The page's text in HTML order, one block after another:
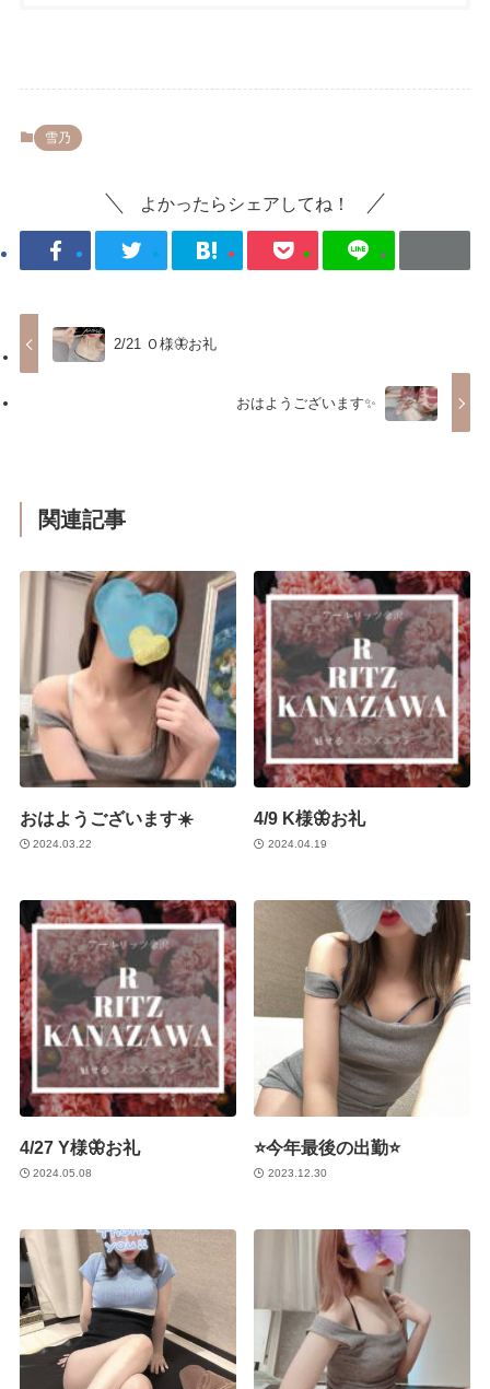
雪乃
よかったらシェアしてね！
2/21 Ｏ様🦋お礼
おはようございます✨
関連記事
おはようございます☀️
2024.03.22
4/9 K様🦋お礼
2024.04.19
4/27 Y様🦋お礼
2024.05.08
⭐️今年最後の出勤⭐️
2023.12.30